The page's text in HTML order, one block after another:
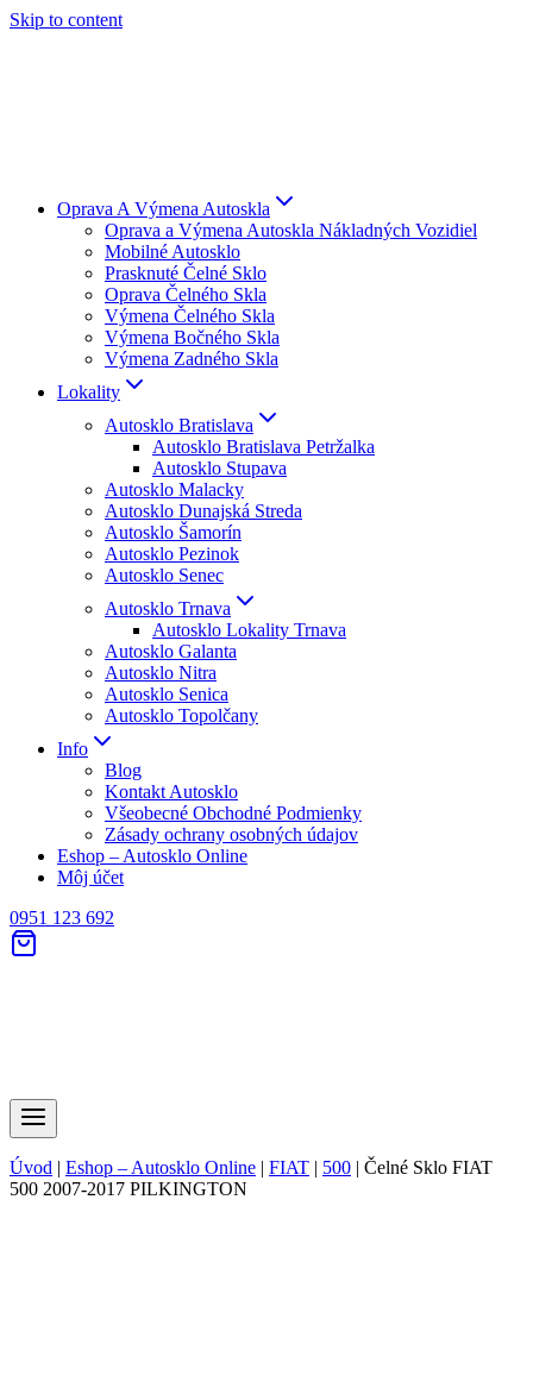
Skip to content
Oprava A Výmena Autoskla
Oprava a Výmena Autoskla Nákladných Vozidiel
Mobilné Autosklo
Prasknuté Čelné Sklo
Oprava Čelného Skla
Výmena Čelného Skla
Výmena Bočného Skla
Výmena Zadného Skla
Lokality
Autosklo Bratislava
Autosklo Bratislava Petržalka
Autosklo Stupava
Autosklo Malacky
Autosklo Dunajská Streda
Autosklo Šamorín
Autosklo Pezinok
Autosklo Senec
Autosklo Trnava
Autosklo Lokality Trnava
Autosklo Galanta
Autosklo Nitra
Autosklo Senica
Autosklo Topolčany
Info
Blog
Kontakt Autosklo
Všeobecné Obchodné Podmienky
Zásady ochrany osobných údajov
Eshop – Autosklo Online
Môj účet
0951 123 692
Úvod | Eshop – Autosklo Online | FIAT | 500 | Čelné Sklo FIAT
500 2007-2017 PILKINGTON